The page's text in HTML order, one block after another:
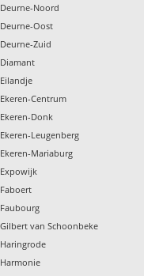
Noord
Oost
Zuid
Centrum
Donk
Leugenberg
Mariaburg
van Schoonbeke